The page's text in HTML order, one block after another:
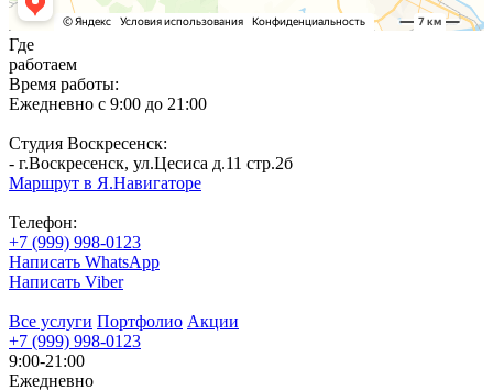
Где
работаем
Время работы:
Ежедневно с 9:00 до 21:00
Cтудия Воскресенск:
- г.Воскресенск, ул.Цесиса д.11 стр.2б
Маршрут в Я.Навигаторе
Телефон:
+7 (999) 998-0123
Написать WhatsApp
Написать Viber
Все услуги Портфолио Акции
+7 (999) 998-0123
9:00-21:00
Ежедневно